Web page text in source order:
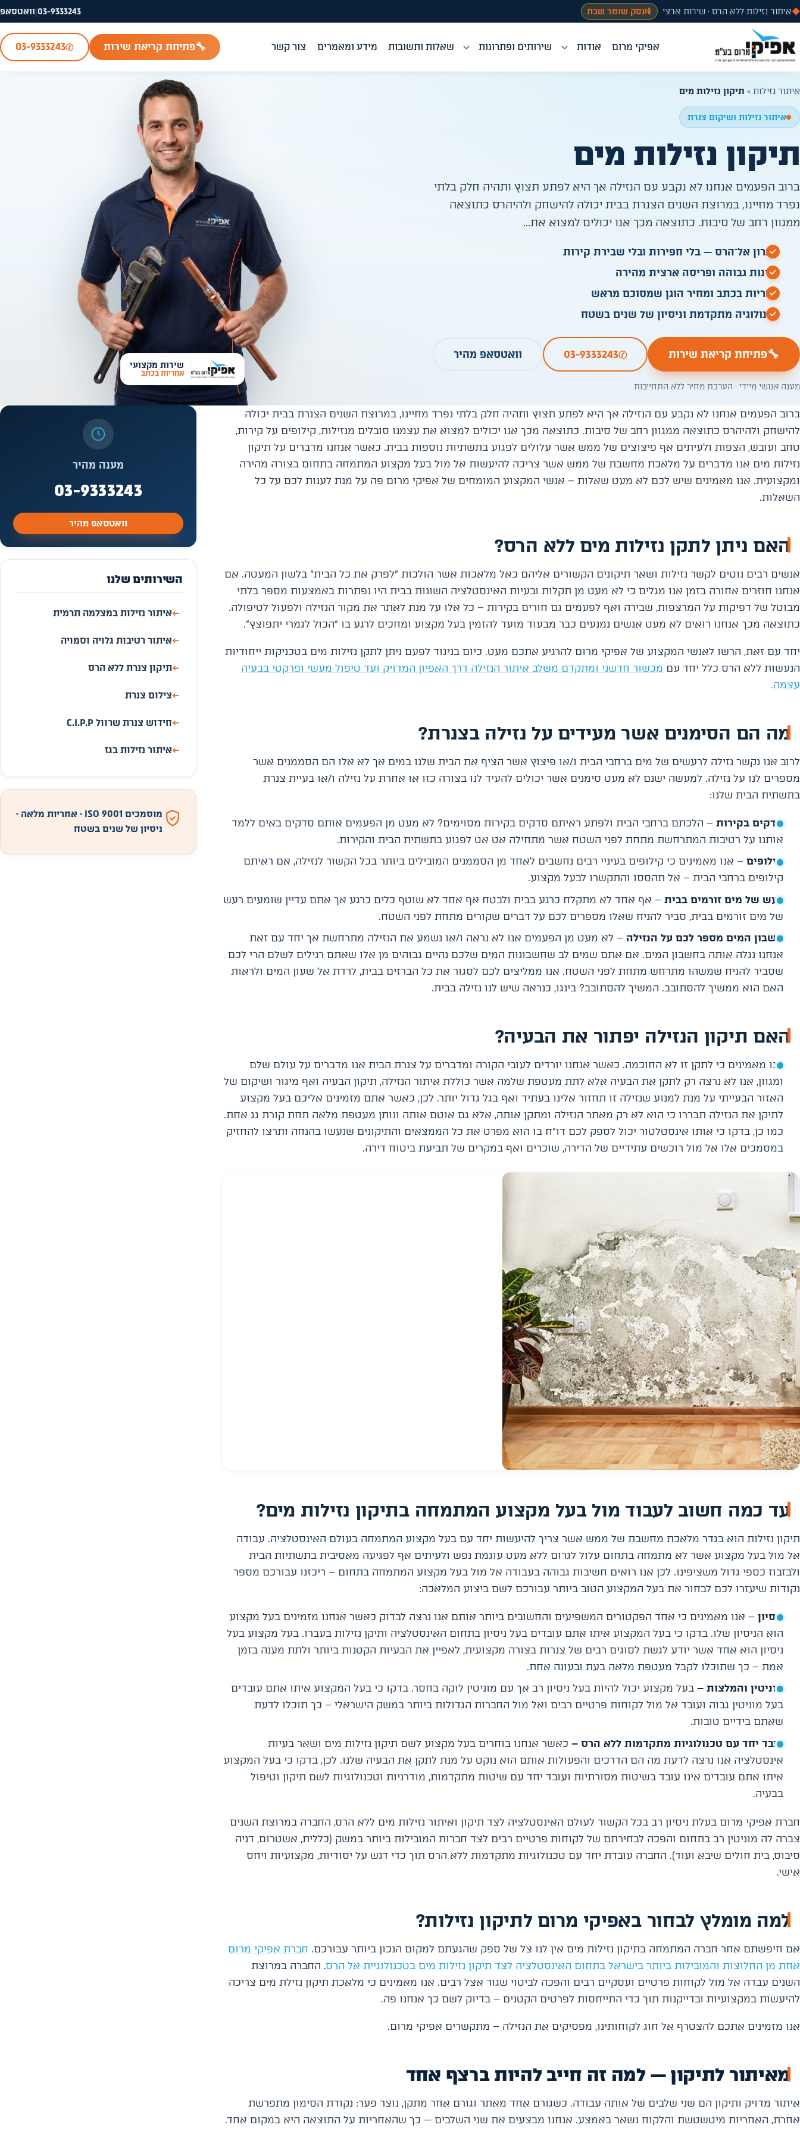
◆איתור נזילות ללא הרס · שירות ארצי 🕯️עסק שומר שבת 03-9333243
|וואטסאפ
אפיקי מרום אודות שירותים ופתרונות שאלות ותשובות מידע ומאמרים צור קשר 🔧פתיחת קריאת שירות ✆
03-9333243
איתור נזילות » תיקון נזילות מים
איתור נזילות ושיקום צנרת
תיקון נזילות מים
ברוב הפעמים אנחנו לא נקבע עם הנזילה אך היא לפתע תצוץ ותהיה חלק בלתי
נפרד מחיינו, במרוצת השנים הצנרת בבית יכולה להישחק ולהיהרס כתוצאה
ממגוון רחב של סיבות. כתוצאה מכך אנו יכולים למצוא את…
פתרון אל־הרס — בלי חפירות ובלי שבירת קירות
זמינות גבוהה ופריסה ארצית מהירה
אחריות בכתב ומחיר הוגן שמסוכם מראש
טכנולוגיה מתקדמת וניסיון של שנים בשטח
🔧פתיחת קריאת שירות ✆
03-9333243 וואטסאפ מהיר
מענה אנושי מיידי · הערכת מחיר ללא התחייבות
שירות מקצועי
אחריות בכתב
ברוב הפעמים אנחנו לא נקבע עם הנזילה אך היא לפתע תצוץ ותהיה חלק בלתי נפרד מחיינו, במרוצת השנים הצנרת בבית יכולה
להישחק ולהיהרס כתוצאה ממגוון רחב של סיבות. כתוצאה מכך אנו יכולים למצוא את עצמנו סובלים מנזילות, קילופים על קירות,
טחב ועובש, הצפות ולעיתים אף פיצוצים של ממש אשר עלולים לפגוע בתשתיות נוספות בבית. כאשר אנחנו מדברים על תיקון
נזילות מים אנו מדברים על מלאכת מחשבת של ממש אשר צריכה להיעשות אל מול בעל מקצוע המתמחה בתחום בצורה מהירה
ומקצועית. אנו מאמינים שיש לכם לא מעט שאלות – אנשי המקצוע המומחים של אפיקי מרום פה על מנת לענות לכם על כל
השאלות.
האם ניתן לתקן נזילות מים ללא הרס?
אנשים רבים נוטים לקשר נזילות ושאר תיקונים הקשורים אליהם כאל מלאכות אשר הולכות "לפרק את כל הבית" בלשון המעטה. אם
אנחנו חוזרים אחורה בזמן אנו מגלים כי לא מעט מן תקלות ובעיות האינסטלציה השונות בבית היו נפתרות באמצעות מספר בלתי
מבוטל של דפיקות על המרצפות, שבירה ואף לפעמים גם חורים בקירות – כל אלו על מנת לאתר את מקור הנזילה ולפעול לטיפולה.
כתוצאה מכך אנחנו רואים לא מעט אנשים נמנעים כבר מבעוד מועד להזמין בעל מקצוע ומחכים לרגע בו "הכול לגמרי יתפוצץ".
יחד עם זאת, הרשו לאנשי המקצוע של אפיקי מרום להרגיע אתכם מעט. כיום בניגוד לפעם ניתן לתקן נזילות מים בטכניקות ייחודיות
הנעשות ללא הרס כלל יחד עם מכשור חדשני ומתקדם משלב איתור הנזילה דרך האפיון המדויק ועד טיפול מעשי ופרקטי בבעיה
עצמה.
מה הם הסימנים אשר מעידים על נזילה בצנרת?
לרוב אנו נקשר נזילה לרעשים של מים ברחבי הבית ו/או פיצוץ אשר הציף את הבית שלנו במים אך לא אלו הם הסממנים אשר
מספרים לנו על נזילה. למעשה ישנם לא מעט סימנים אשר יכולים להעיד לנו בצורה כזו או אחרת על נזילה ו/או בעיית צנרת
בתשתית הבית שלנו:
סדקים בקירות – הלכתם ברחבי הבית ולפתע ראיתם סדקים בקירות מסוימים? לא מעט מן הפעמים אותם סדקים באים ללמד
אותנו על רטיבות המתרחשת מתחת לפני השטח אשר מתחילה אט אט לפגוע בתשתית הבית והקירות.
קילופים – אנו מאמינים כי קילופים בעיניי רבים נחשבים לאחד מן הסממנים המובילים ביותר בכל הקשור לנזילה, אם ראיתם
קילופים ברחבי הבית – אל תהססו והתקשרו לבעל מקצוע.
רעש של מים זורמים בבית – אף אחד לא מתקלח כרגע בבית ולבטח אף אחד לא שוטף כלים כרגע אך אתם עדיין שומעים רעש
של מים זורמים בבית, סביר להניח שאלו מספרים לכם על דברים שקורים מתחת לפני השטח.
חשבון המים מספר לכם על הנזילה – לא מעט מן הפעמים אנו לא נראה ו/או נשמע את הנזילה מתרחשת אך יחד עם זאת
אנחנו נגלה אותה בחשבון המים. אם אתם שמים לב שחשבונות המים שלכם נהיים גבוהים מן אלו שאתם רגילים לשלם הרי לכם
שסביר להניח שמשהו מתרחש מתחת לפני השטח. אנו ממליצים לכם לסגור את כל הברזים בבית, לרדת אל שעון המים ולראות
האם הוא ממשיך להסתובב. המשיך להסתובב? בינגו, כנראה שיש לנו נזילה בבית.
האם תיקון הנזילה יפתור את הבעיה?
אנו מאמינים כי לתקן זו לא החוכמה. כאשר אנחנו יורדים לעובי הקורה ומדברים על צנרת הבית אנו מדברים על עולם שלם
ומגוון, אנו לא נרצה רק לתקן את הבעיה אלא לתת מעטפת שלמה אשר כוללת איתור הנזילה, תיקון הבעיה ואף מיגור ושיקום של
האזור הבעייתי על מנת למנוע שנזילה זו תחזור אלינו בעתיד ואף בגל גדול יותר. לכן, כאשר אתם מזמינים אליכם בעל מקצוע
לתיקן את הנזילה תבררו כי הוא לא רק מאתר הנזילה ומתקן אותה, אלא גם אוטם אותה ונותן מעטפת מלאה תחת קורת גג אחת.
כמו כן, בדקו כי אותו אינסטלטור יכול לספק לכם דו"ח בו הוא מפרט את כל הממצאים והתיקונים שנעשו בהנחה ותרצו להחזיק
במסמכים אלו אל מול רוכשים עתידיים של הדירה, שוכרים ואף במקרים של תביעת ביטוח דירה.
עד כמה חשוב לעבוד מול בעל מקצוע המתמחה בתיקון נזילות מים?
תיקון נזילות הוא בגדר מלאכת מחשבת של ממש אשר צריך להיעשות יחד עם בעל מקצוע המתמחה בעולם האינסטלציה. עבודה
אל מול בעל מקצוע אשר לא מתמחה בתחום עלול לגרום ללא מעט עוגמת נפש ולעיתים אף לפגיעה מאסיבית בתשתיות הבית
ולבזבוז כספי גדול משציפינו. לכן אנו רואים חשיבות גבוהה בעבודה אל מול בעל מקצוע המתמחה בתחום – ריכזנו עבורכם מספר
נקודות שיעזרו לכם לבחור את בעל המקצוע הטוב ביותר עבורכם לשם ביצוע המלאכה:
ניסיון – אנו מאמינים כי אחד הפקטורים המשפיעים והחשובים ביותר אותם אנו נרצה לבדוק כאשר אנחנו מזמינים בעל מקצוע
הוא הניסיון שלו. בדקו כי בעל המקצוע איתו אתם עובדים בעל ניסיון בתחום האינסטלציה ותיקן נזילות בעברו. בעל מקצוע בעל
ניסיון הוא אחד אשר יודע לגשת לסוגים רבים של צנרות בצורה מקצועית, לאפיין את הבעיות הקטנות ביותר ולתת מענה בזמן
אמת – כך שתוכלו לקבל מעטפת מלאה בעת ובעונה אחת.
מוניטין והמלצות – בעל מקצוע יכול להיות בעל ניסיון רב אך עם מוניטין לוקה בחסר. בדקו כי בעל המקצוע איתו אתם עובדים
בעל מוניטין גבוה ועובד אל מול לקוחות פרטיים רבים ואל מול החברות הגדולות ביותר במשק הישראלי – כך תוכלו לדעת
שאתם בידיים טובות.
עובד יחד עם טכנולוגיות מתקדמות ללא הרס – כאשר אנחנו בוחרים בעל מקצוע לשם תיקון נזילות מים ושאר בעיות
אינסטלציה אנו נרצה לדעת מה הם הדרכים והפעולות אותם הוא נוקט על מנת לתקן את הבעיה שלנו. לכן, בדקו כי בעל המקצוע
איתו אתם עובדים אינו עובד בשיטות מסורתיות ועובד יחד עם שיטות מתקדמות, מודרניות וטכנולוגיות לשם תיקון וטיפול
בבעיה.
חברת אפיקי מרום בעלת ניסיון רב בכל הקשור לעולם האינסטלציה לצד תיקון ואיתור נזילות מים ללא הרס, החברה במרוצת השנים
צברה לה מוניטין רב בתחום והפכה לבחירתם של לקוחות פרטיים רבים לצד חברות המובילות ביותר במשק (כללית, אשטרום, דניה
סיבוס, בית חולים שיבא ועוד). החברה עובדת יחד עם טכנולוגיות מתקדמות ללא הרס תוך כדי דגש על יסודיות, מקצועיות ויחס
אישי.
למה מומלץ לבחור באפיקי מרום לתיקון נזילות?
אם חיפשתם אחר חברה המתמחה בתיקון נזילות מים אין לנו צל של ספק שהגעתם למקום הנכון ביותר עבורכם. חברת אפיקי מרום
אחת מן החלוצות והמובילות ביותר בישראל בתחום האינסטלציה לצד תיקון נזילות מים בטכנולוגיית אל הרס. החברה במרוצת
השנים עבדה אל מול לקוחות פרטיים ועסקיים רבים והפכה לביטוי שגור אצל רבים. אנו מאמינים כי מלאכת תיקון נזילת מים צריכה
להיעשות במקצועיות ובדייקנות תוך כדי התייחסות לפרטים הקטנים – בדיוק לשם כך אנחנו פה.
אנו מזמינים אתכם להצטרף אל חוג לקוחותינו, מפסיקים את הנזילה – מתקשרים אפיקי מרום.
מאיתור לתיקון — למה זה חייב להיות ברצף אחד
איתור מדויק ותיקון הם שני שלבים של אותה עבודה. כשגורם אחד מאתר וגורם אחר מתקן, נוצר פער: נקודת הסימון מתפרשת
אחרת, האחריות מיטשטשת והלקוח נשאר באמצע. אנחנו מבצעים את שני השלבים — כך שהאחריות על התוצאה היא במקום אחד.
מענה מהיר
03-9333243
וואטסאפ מהיר
השירותים שלנו
←איתור נזילות במצלמה תרמית
←איתור רטיבות גלויה וסמויה
←תיקון צנרת ללא הרס
←צילום צנרת
←חידוש צנרת שרוול C.I.P.P
←איתור נזילות בגז
מוסמכים ISO 9001 · אחריות מלאה ·
ניסיון של שנים בשטח